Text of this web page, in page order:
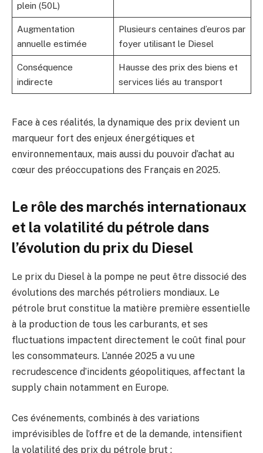
plein (50L)
Augmentation
annuelle estimée
Plusieurs centaines d’euros par
foyer utilisant le Diesel
Conséquence
indirecte
Hausse des prix des biens et
services liés au transport
Face à ces réalités, la dynamique des prix devient un
marqueur fort des enjeux énergétiques et
environnementaux, mais aussi du pouvoir d’achat au
cœur des préoccupations des Français en 2025.
Le rôle des marchés internationaux
et la volatilité du pétrole dans
l’évolution du prix du Diesel
Le prix du Diesel à la pompe ne peut être dissocié des
évolutions des marchés pétroliers mondiaux. Le
pétrole brut constitue la matière première essentielle
à la production de tous les carburants, et ses
fluctuations impactent directement le coût final pour
les consommateurs. L’année 2025 a vu une
recrudescence d’incidents géopolitiques, affectant la
supply chain notamment en Europe.
Ces événements, combinés à des variations
imprévisibles de l’offre et de la demande, intensifient
la volatilité des prix du pétrole brut :